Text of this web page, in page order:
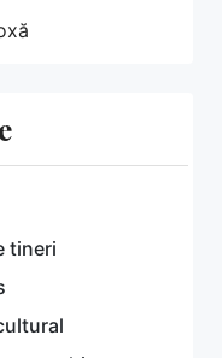
tineri